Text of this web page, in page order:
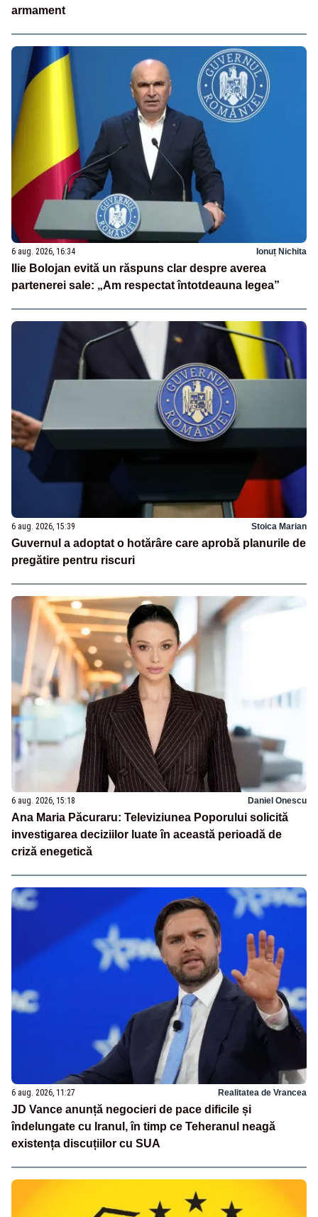
armament
6 aug. 2026, 16:34 Ionuț Nichita
Ilie Bolojan evită un răspuns clar despre averea
partenerei sale: „Am respectat întotdeauna legea”
6 aug. 2026, 15:39 Stoica Marian
Guvernul a adoptat o hotărâre care aprobă planurile de
pregătire pentru riscuri
6 aug. 2026, 15:18 Daniel Onescu
Ana Maria Păcuraru: Televiziunea Poporului solicită
investigarea deciziilor luate în această perioadă de
criză enegetică
6 aug. 2026, 11:27 Realitatea de Vrancea
JD Vance anunță negocieri de pace dificile și
îndelungate cu Iranul, în timp ce Teheranul neagă
existența discuțiilor cu SUA